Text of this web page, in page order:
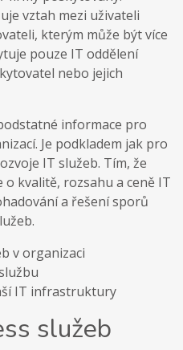
vztah mezi uživateli
kterým může být více
pouze IT oddělení
nebo jejich
informace pro
Je podkladem jak pro
IT služeb. Tím, že
kvalitě, rozsahu a ceně IT
a řešení sporů
v organizaci
IT infrastruktury
služeb